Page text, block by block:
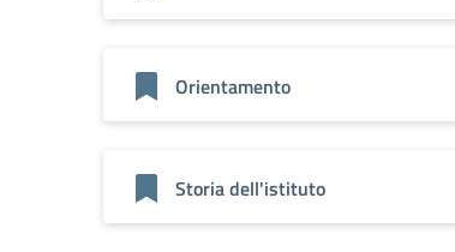
Orientamento
Storia dell'istituto